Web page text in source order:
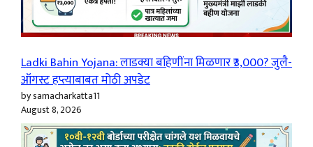
Ladki Bahin Yojana: लाडक्या बहिणींना मिळणार ₹3,000? जुलै-
ऑगस्ट हप्त्याबाबत मोठी अपडेट
by samacharkatta11
August 8, 2026